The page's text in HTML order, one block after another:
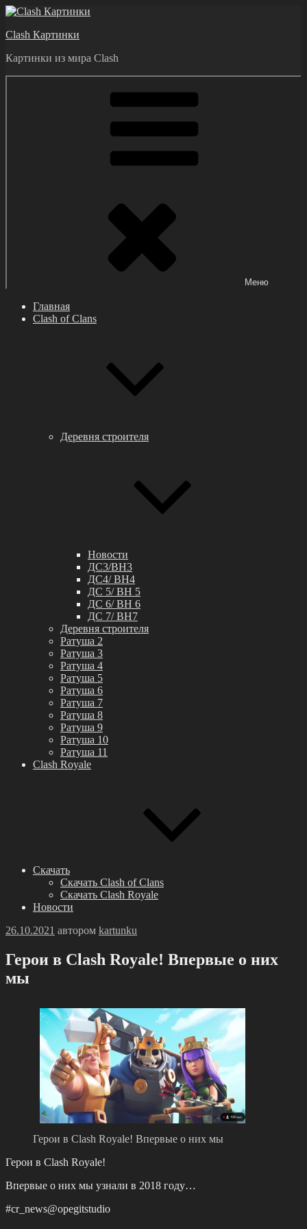
Перейти
содержимому
Clash Картинки
Картинки из мира Clash
Меню
Главная
Clash of Clans
Деревня строителя
Новости
ДС3/BH3
ДС4/ BH4
ДС 5/ BH 5
ДС 6/ BH 6
ДС 7/ BH7
Деревня строителя
Ратуша 2
Ратуша 3
Ратуша 4
Ратуша 5
Ратуша 6
Ратуша 7
Ратуша 8
Ратуша 9
Ратуша 10
Ратуша 11
Clash Royale
Скачать
Скачать Clash of Clans
Скачать Clash Royale
Новости
Опубликовано
26.10.2021 автором kartunku
Герои в Clash Royale! Впервые о них
мы
Герои в Clash Royale! Впервые о них мы
Герои в Clash Royale!
Впервые о них мы узнали в 2018 году…
#cr_news@opegitstudio